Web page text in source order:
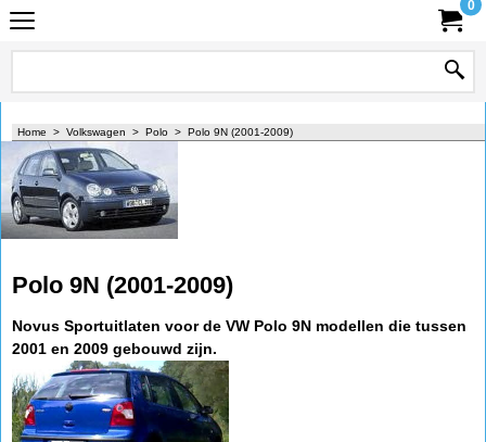
0
Home > Volkswagen > Polo > Polo 9N (2001-2009)
Polo 9N (2001-2009)
Novus Sportuitlaten voor de VW Polo 9N modellen die tussen
2001 en 2009 gebouwd zijn.